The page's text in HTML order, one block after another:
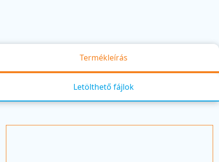
Termékleírás
Letölthető fájlok